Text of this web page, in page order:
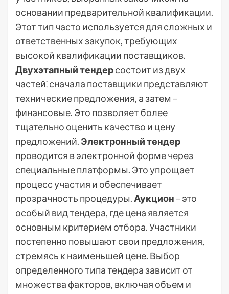
основании предварительной квалификации.
Этот тип часто используется для сложных и
ответственных закупок, требующих
высокой квалификации поставщиков.
Двухэтапный тендерсостоит из двух
частей⁚ сначала поставщики представляют
технические предложения, а затем –
финансовые. Это позволяет более
тщательно оценить качество и цену
предложений. Электронный тендер
проводится в электронной форме через
специальные платформы. Это упрощает
процесс участия и обеспечивает
прозрачность процедуры. Аукцион – это
особый вид тендера, где цена является
основным критерием отбора. Участники
постепенно повышают свои предложения,
стремясь к наименьшей цене. Выбор
определенного типа тендера зависит от
множества факторов, включая объем и